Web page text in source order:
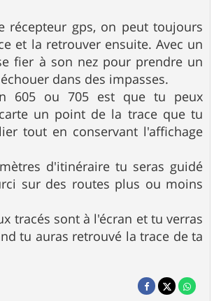
récepteur gps, on peut toujours
et la retrouver ensuite. Avec un
fier à son nez pour prendre un
dans des impasses.
605 ou 705 est que tu peux
un point de la trace que tu
tout en conservant l'affichage
d'itinéraire tu seras guidé
sur des routes plus ou moins
tracés sont à l'écran et tu verras
tu auras retrouvé la trace de ta